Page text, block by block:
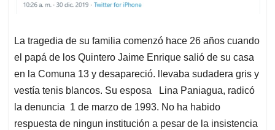
La tragedia de su familia comenzó hace 26 años cuando
el papá de los Quintero Jaime Enrique salió de su casa
en la Comuna 13 y desapareció. llevaba sudadera gris y
vestía tenis blancos. Su esposa Lina Paniagua, radicó
la denuncia 1 de marzo de 1993. No ha habido
respuesta de ningun institución a pesar de la insistencia